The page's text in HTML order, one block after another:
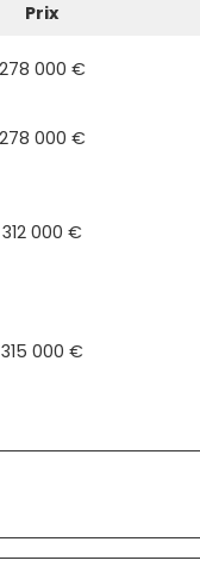
Prix
278 000 €
278 000 €
312 000 €
315 000 €